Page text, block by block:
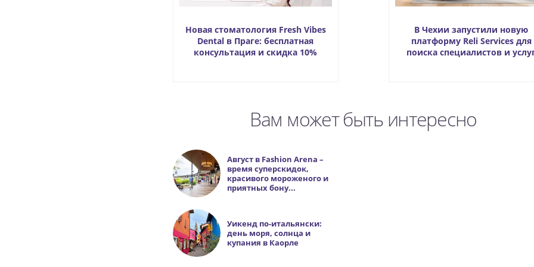
Новая стоматология Fresh Vibes
Dental в Праге: бесплатная
консультация и скидка 10%
В Чехии запустили новую
платформу Reli Services для
поиска специалистов и
Вам может быть интересно
Август в Fashion Arena –
время суперскидок,
красивого мороженого и
приятных бону...
Уикенд по-итальянски:
день моря, солнца и
купания в Каорле